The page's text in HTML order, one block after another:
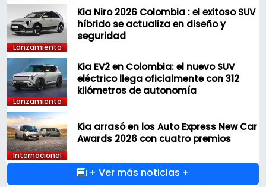
Lanzamiento
Kia Niro 2026 Colombia : el exitoso SUV
híbrido se actualiza en diseño y
seguridad
Lanzamiento
Kia EV2 en Colombia: el nuevo SUV
eléctrico llega oficialmente con 312
kilómetros de autonomía
Internacional
Kia arrasó en los Auto Express New Car
Awards 2026 con cuatro premios
+ Ver más noticias +